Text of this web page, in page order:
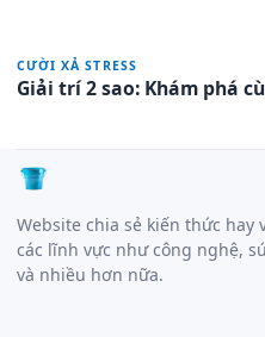
CƯỜI XẢ STRESS
Giải trí 2 sao: Khám phá
Website chia sẻ kiến thức hay
các lĩnh vực như công nghệ,
và nhiều hơn nữa.